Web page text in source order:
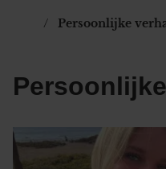
Persoonlijke